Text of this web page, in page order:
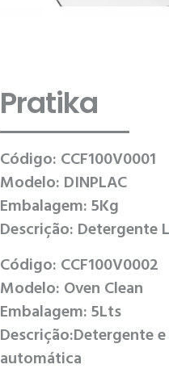
Pratika
Código: CCF100V0001
Modelo: DINPLAC
Embalagem:5Kg
Descrição: Detergente
Código: CCF100V0002
Modelo: Oven Clean
Embalagem:5Lts
Descrição:Detergente
automática